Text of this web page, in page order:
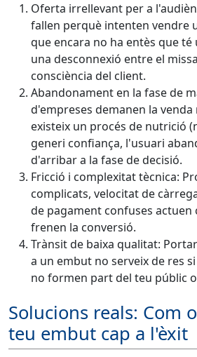
Oferta irrellevant per a
fallen perquè intenten vendre
que encara no ha entès que
una desconnexió entre el
consciència del client.
Abandonament en la fase de
d'empreses demanen la venda
existeix un procés de nutrició
generi confiança, l'usuari
d'arribar a la fase de decisió.
Fricció i complexitat tècnica:
complicats, velocitat de
de pagament confuses actuen
frenen la conversió.
Trànsit de baixa qualitat:
a un embut no serveix de res
no formen part del teu públic
Solucions reals: Com
teu embut cap a l'èxit